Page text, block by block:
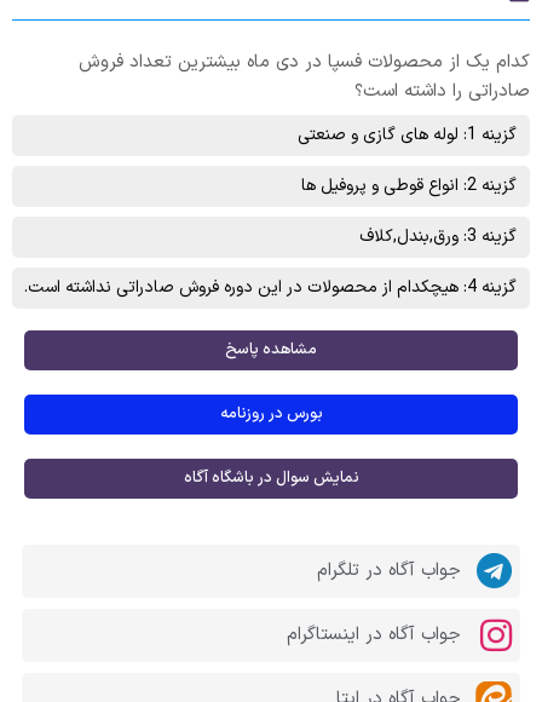
کدام یک از محصولات فسپا در دی ماه بیشترین تعداد فروش
صادراتی را داشته است؟
گزینه 1: لوله های گازی و صنعتی
گزینه 2: انواع قوطی و پروفيل ها
گزینه 3: ورق,بندل,کلاف
گزینه 4: هیچکدام از محصولات در این دوره فروش صادراتی نداشته است.
مشاهده پاسخ
بورس در روزنامه
نمایش سوال در باشگاه آگاه
جواب آگاه در تلگرام
جواب آگاه در اینستاگرام